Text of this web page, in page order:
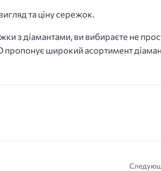
та ціну сережок.
з діамантами, ви вибираєте не
пропонує широкий асортимент